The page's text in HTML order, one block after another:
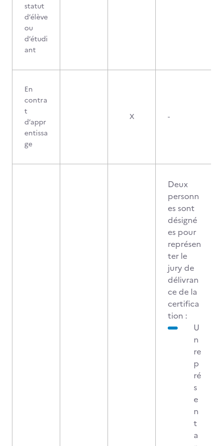
statut
d’élève
ou
d’étudi
ant
En
contra
t
d’appr
entissa
ge
X -
Deux
personn
es sont
désigné
es pour
représen
ter le
jury de
délivran
ce de la
certifica
tion :
U
n
re
p
ré
s
e
n
t
a